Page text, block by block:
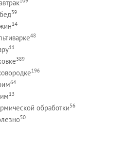
39
14
48
11
389
196
64
13
обработки56
50